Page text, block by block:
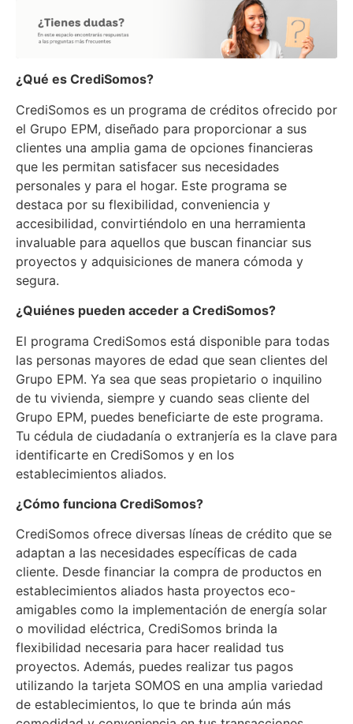
¿Qué es CrediSomos?
CrediSomos es un programa de créditos ofrecido por
el Grupo EPM, diseñado para proporcionar a sus
clientes una amplia gama de opciones financieras
que les permitan satisfacer sus necesidades
personales y para el hogar. Este programa se
destaca por su flexibilidad, conveniencia y
accesibilidad, convirtiéndolo en una herramienta
invaluable para aquellos que buscan financiar sus
proyectos y adquisiciones de manera cómoda y
segura.
¿Quiénes pueden acceder a CrediSomos?
El programa CrediSomos está disponible para todas
las personas mayores de edad que sean clientes del
Grupo EPM. Ya sea que seas propietario o inquilino
de tu vivienda, siempre y cuando seas cliente del
Grupo EPM, puedes beneficiarte de este programa.
Tu cédula de ciudadanía o extranjería es la clave para
identificarte en CrediSomos y en los
establecimientos aliados.
¿Cómo funciona CrediSomos?
CrediSomos ofrece diversas líneas de crédito que se
adaptan a las necesidades específicas de cada
cliente. Desde financiar la compra de productos en
establecimientos aliados hasta proyectos eco-
amigables como la implementación de energía solar
o movilidad eléctrica, CrediSomos brinda la
flexibilidad necesaria para hacer realidad tus
proyectos. Además, puedes realizar tus pagos
utilizando la tarjeta SOMOS en una amplia variedad
de establecimientos, lo que te brinda aún más